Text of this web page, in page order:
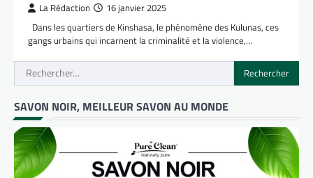
La Rédaction 16 janvier 2025
Dans les quartiers de Kinshasa, le phénomène des Kulunas, ces
gangs urbains qui incarnent la criminalité et la violence,…
Rechercher :
SAVON NOIR, MEILLEUR SAVON AU MONDE